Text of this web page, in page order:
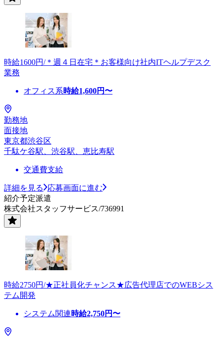
時給1600円/＊週４日在宅＊お客様向け社内ITヘルプデスク
業務
オフィス系時給1,600円〜
勤務地
面接地
東京都渋谷区
千駄ケ谷駅、渋谷駅、恵比寿駅
交通費支給
詳細を見る
応募画面に進む
紹介予定派遣
株式会社スタッフサービス/736991
時給2750円/★正社員化チャンス★広告代理店でのWEBシス
テム開発
システム関連時給2,750円〜